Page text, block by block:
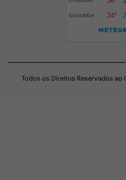
Todos os Direitos Reservados